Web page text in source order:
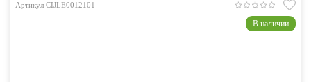
Артикул CIJLE0012101
В наличии